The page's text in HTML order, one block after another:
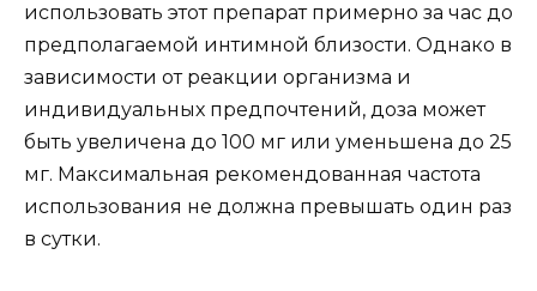
использовать этот препарат примерно за час до
предполагаемой интимной близости. Однако в
зависимости от реакции организма и
индивидуальных предпочтений, доза может
быть увеличена до 100 мг или уменьшена до 25
мг. Максимальная рекомендованная частота
использования не должна превышать один раз
в сутки.